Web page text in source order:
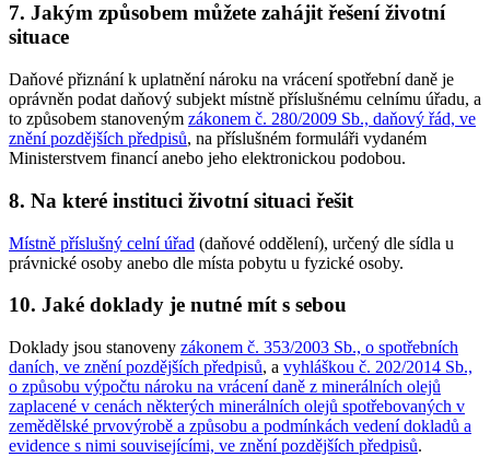
7. Jakým způsobem můžete zahájit řešení životní
situace
Daňové přiznání k uplatnění nároku na vrácení spotřební daně je
oprávněn podat daňový subjekt místně příslušnému celnímu úřadu, a
to způsobem stanoveným zákonem č. 280/2009 Sb., daňový řád, ve
znění pozdějších předpisů, na příslušném formuláři vydaném
Ministerstvem financí anebo jeho elektronickou podobou.
8. Na které instituci životní situaci řešit
Místně příslušný celní úřad (daňové oddělení), určený dle sídla u
právnické osoby anebo dle místa pobytu u fyzické osoby.
10. Jaké doklady je nutné mít s sebou
Doklady jsou stanoveny zákonem č. 353/2003 Sb., o spotřebních
daních, ve znění pozdějších předpisů, a vyhláškou č. 202/2014 Sb.,
o způsobu výpočtu nároku na vrácení daně z minerálních olejů
zaplacené v cenách některých minerálních olejů spotřebovaných v
zemědělské prvovýrobě a způsobu a podmínkách vedení dokladů a
evidence s nimi souvisejícími, ve znění pozdějších předpisů.